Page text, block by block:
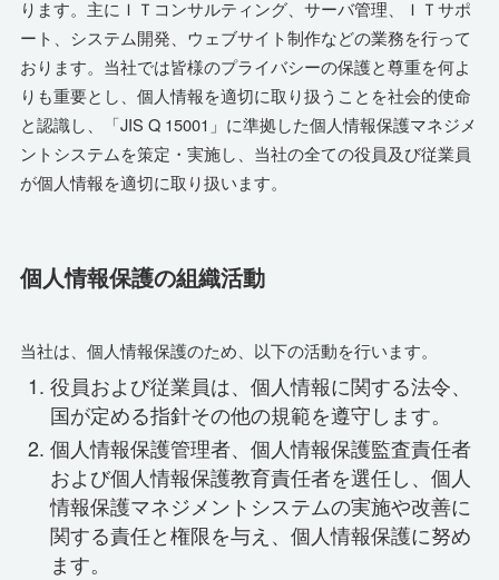
ります。主にＩＴコンサルティング、サーバ管理、ＩＴサポ
ート、システム開発、ウェブサイト制作などの業務を行って
おります。当社では皆様のプライバシーの保護と尊重を何よ
りも重要とし、個人情報を適切に取り扱うことを社会的使命
と認識し、「JIS Q 15001」に準拠した個人情報保護マネジメ
ントシステムを策定・実施し、当社の全ての役員及び従業員
が個人情報を適切に取り扱います。
個人情報保護の組織活動
当社は、個人情報保護のため、以下の活動を行います。
役員および従業員は、個人情報に関する法令、
国が定める指針その他の規範を遵守します。
個人情報保護管理者、個人情報保護監査責任者
および個人情報保護教育責任者を選任し、個人
情報保護マネジメントシステムの実施や改善に
関する責任と権限を与え、個人情報保護に努め
ます。